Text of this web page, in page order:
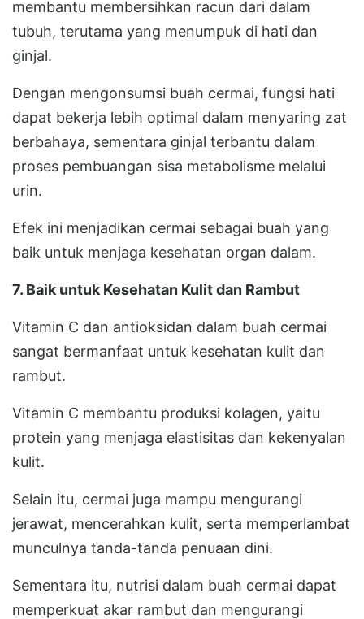
membantu membersihkan racun dari dalam
tubuh, terutama yang menumpuk di hati dan
ginjal.
Dengan mengonsumsi buah cermai, fungsi hati
dapat bekerja lebih optimal dalam menyaring zat
berbahaya, sementara ginjal terbantu dalam
proses pembuangan sisa metabolisme melalui
urin.
Efek ini menjadikan cermai sebagai buah yang
baik untuk menjaga kesehatan organ dalam.
7. Baik untuk Kesehatan Kulit dan Rambut
Vitamin C dan antioksidan dalam buah cermai
sangat bermanfaat untuk kesehatan kulit dan
rambut.
Vitamin C membantu produksi kolagen, yaitu
protein yang menjaga elastisitas dan kekenyalan
kulit.
Selain itu, cermai juga mampu mengurangi
jerawat, mencerahkan kulit, serta memperlambat
munculnya tanda-tanda penuaan dini.
Sementara itu, nutrisi dalam buah cermai dapat
memperkuat akar rambut dan mengurangi